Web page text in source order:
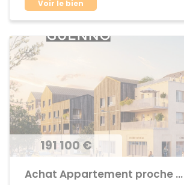
Voir le bien
191 100 €
Achat Appartement proche centre ville